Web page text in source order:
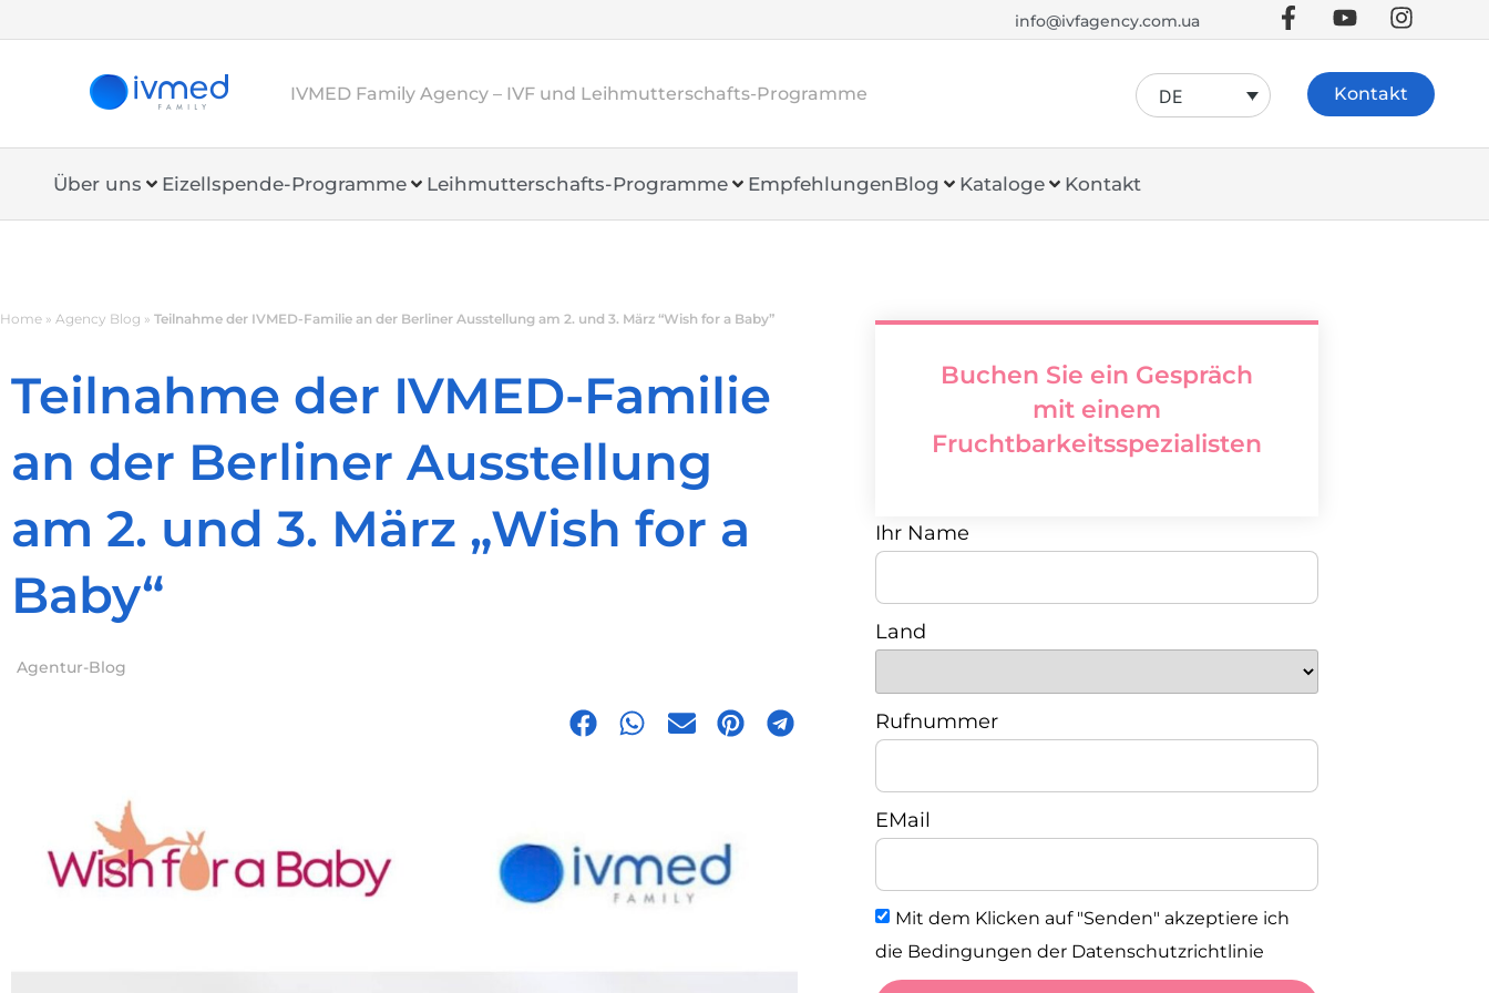
info@ivfagency.com.ua
IVMED Family Agency – IVF und Leihmutterschafts-Programme DE Kontakt
Über uns Eizellspende-Programme Leihmutterschafts-Programme EmpfehlungenBlog Kataloge Kontakt
Home » Agency Blog » Teilnahme der IVMED-Familie an der Berliner Ausstellung am 2. und 3. März “Wish for a Baby”
Teilnahme der IVMED-Familie
an der Berliner Ausstellung
am 2. und 3. März „Wish for a
Baby“
Agentur-Blog
Buchen Sie ein Gespräch
mit einem
Fruchtbarkeitsspezialisten
Ihr Name
Land
Rufnummer
EMail
Mit dem Klicken auf "Senden" akzeptiere ich
die Bedingungen der Datenschutzrichtlinie